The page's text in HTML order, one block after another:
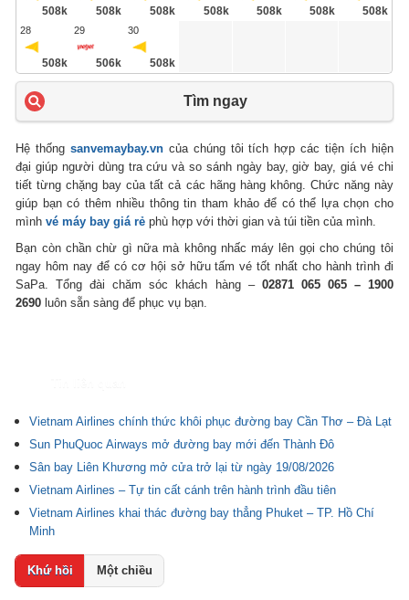
508k 508k 508k 508k 508k 508k 508k
28
508k
29
506k
30
508k
Tìm ngay
Hệ thống sanvemaybay.vn của chúng tôi tích hợp các tiện ích hiện
đại giúp người dùng tra cứu và so sánh ngày bay, giờ bay, giá vé chi
tiết từng chặng bay của tất cả các hãng hàng không. Chức năng này
giúp bạn có thêm nhiều thông tin tham khảo để có thể lựa chọn cho
mìnhvé máy bay giá rẻ phù hợp với thời gian và túi tiền của mình.
Bạn còn chần chừ gì nữa mà không nhấc máy lên gọi cho chúng tôi
ngay hôm nay để có cơ hội sở hữu tấm vé tốt nhất cho hành trình đi
SaPa. Tổng đài chăm sóc khách hàng –02871 065 065 – 1900
2690 luôn sẵn sàng để phục vụ bạn.
Vietnam Airlines chính thức khôi phục đường bay Cần Thơ – Đà Lạt
Sun PhuQuoc Airways mở đường bay mới đến Thành Đô
Sân bay Liên Khương mở cửa trở lại từ ngày 19/08/2026
Vietnam Airlines – Tự tin cất cánh trên hành trình đầu tiên
Vietnam Airlines khai thác đường bay thẳng Phuket – TP. Hồ Chí
Minh
Khứ hồi Một chiều